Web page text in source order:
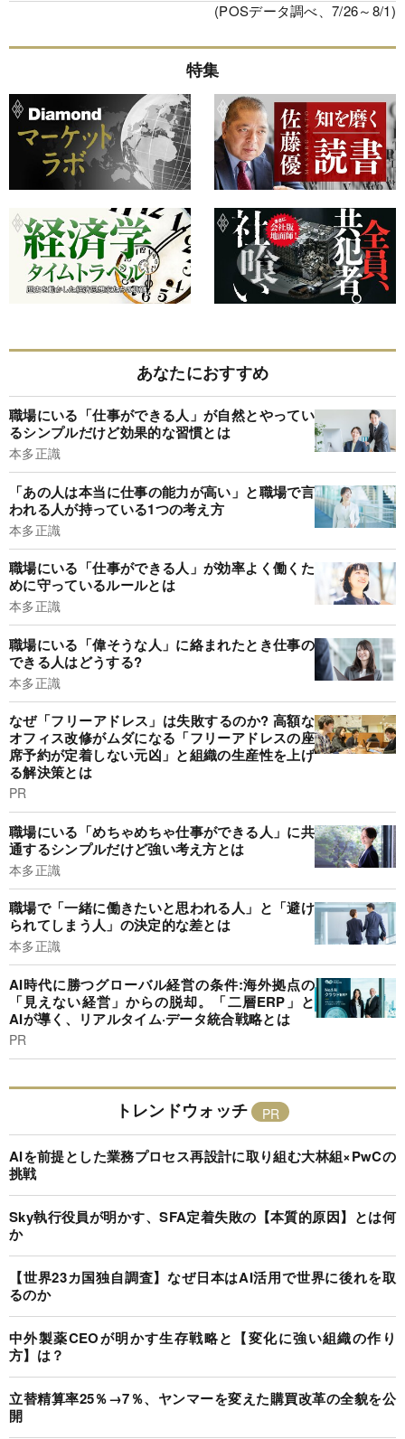
(POSデータ調べ、7/26～8/1)
特集
あなたにおすすめ
職場にいる「仕事ができる人」が自然とやってい
るシンプルだけど効果的な習慣とは
本多正識
「あの人は本当に仕事の能力が高い」と職場で言
われる人が持っている1つの考え方
本多正識
職場にいる「仕事ができる人」が効率よく働くた
めに守っているルールとは
本多正識
職場にいる「偉そうな人」に絡まれたとき仕事の
できる人はどうする?
本多正識
なぜ「フリーアドレス」は失敗するのか? 高額な
オフィス改修がムダになる「フリーアドレスの座
席予約が定着しない元凶」と組織の生産性を上げ
る解決策とは
PR
職場にいる「めちゃめちゃ仕事ができる人」に共
通するシンプルだけど強い考え方とは
本多正識
職場で「一緒に働きたいと思われる人」と「避け
られてしまう人」の決定的な差とは
本多正識
AI時代に勝つグローバル経営の条件:海外拠点の
「見えない経営」からの脱却。「二層ERP」と
AIが導く、リアルタイム·データ統合戦略とは
PR
トレンドウォッチ
AIを前提とした業務プロセス再設計に取り組む大林組×PwCの
挑戦
Sky執行役員が明かす、SFA定着失敗の【本質的原因】とは何
か
【世界23カ国独自調査】なぜ日本はAI活用で世界に後れを取
るのか
中外製薬CEOが明かす生存戦略と【変化に強い組織の作り
方】は？
立替精算率25％→7％、ヤンマーを変えた購買改革の全貌を公
開